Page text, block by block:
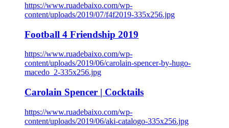
https://www.ruadebaixo.com/wp-
content/uploads/2019/07/f4f2019-335x256.jpg
Football 4 Friendship 2019
https://www.ruadebaixo.com/wp-
content/uploads/2019/06/carolain-spencer-by-hugo-
macedo_2-335x256.jpg
Carolain Spencer | Cocktails
https://www.ruadebaixo.com/wp-
content/uploads/2019/06/aki-catalogo-335x256.jpg